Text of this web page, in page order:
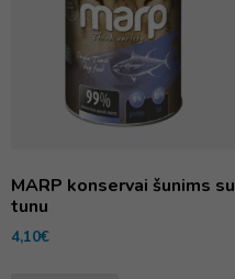
MARP konservai šunims su
tunu
4,10€